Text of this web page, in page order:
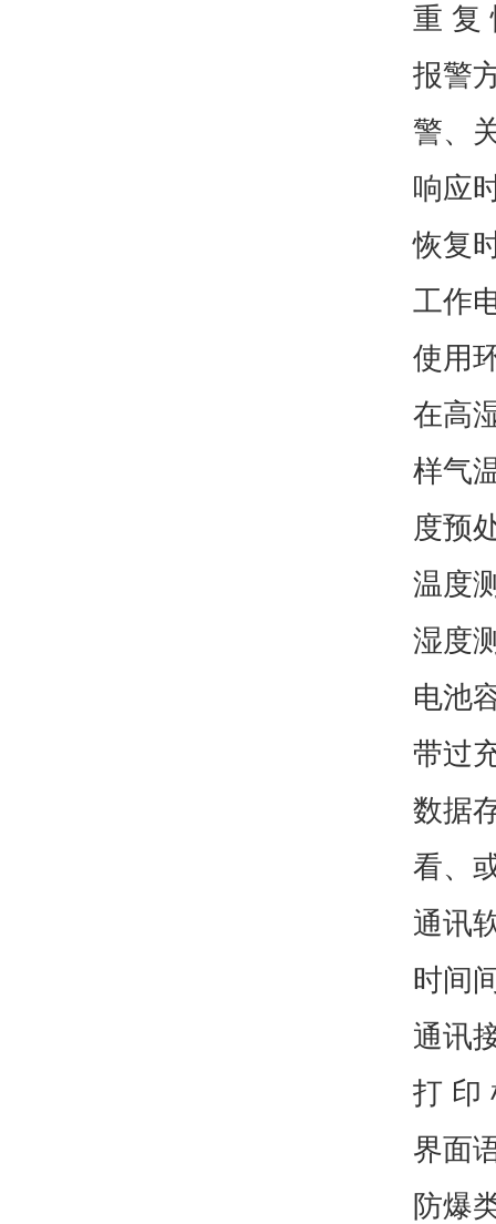
重 复
报警
警、
响应
恢复
工作
使用
在高
样气
度预
温度
湿度
电池
带过
数据
看、
通讯
时间
通讯
打 印
界面
防爆